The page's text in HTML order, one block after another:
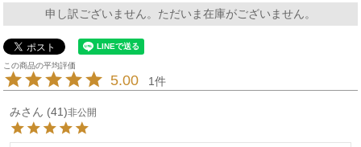
申し訳ございません。ただいま在庫がございません。
5.00 1
み 41 非公開